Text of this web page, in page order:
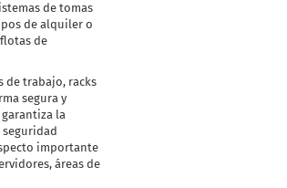
de tomas
de alquiler o
de
de trabajo, racks
segura y
la
importante
áreas de